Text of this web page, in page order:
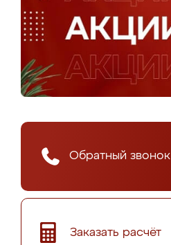
Обратный звонок
Заказать расчёт